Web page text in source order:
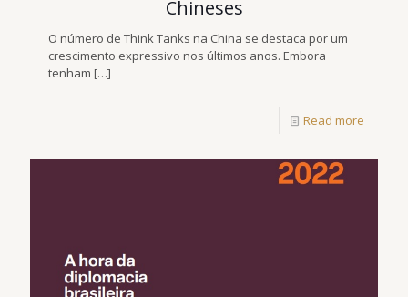
Chineses
O número de Think Tanks na China se destaca por um
crescimento expressivo nos últimos anos. Embora
tenham […]
Read more